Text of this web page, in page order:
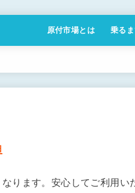
原付市場とは 乗る
ります。安心してご利用